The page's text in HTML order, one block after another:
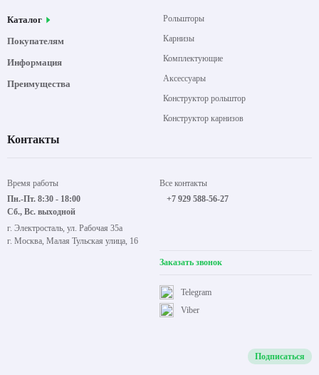
Каталог
Покупателям
Информация
Преимущества
Рольшторы
Карнизы
Комплектующие
Аксессуары
Конструктор рольштор
Конструктор карнизов
Контакты
Время работы
Пн.-Пт. 8:30 - 18:00
Сб., Вс. выходной
г. Электросталь, ул. Рабочая 35а
г. Москва, Малая Тульская улица, 16
Все контакты
+7 929 588-56-27
Заказать звонок
Viber
Telegram
Подписаться